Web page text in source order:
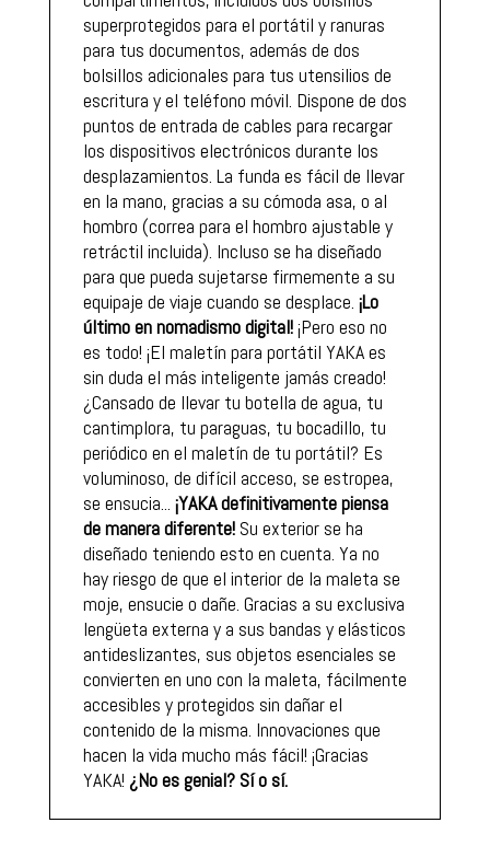
superprotegidos para el portátil y ranuras
para tus documentos, además de dos
bolsillos adicionales para tus utensilios de
escritura y el teléfono móvil. Dispone de dos
puntos de entrada de cables para recargar
los dispositivos electrónicos durante los
desplazamientos. La funda es fácil de llevar
en la mano, gracias a su cómoda asa, o al
hombro (correa para el hombro ajustable y
retráctil incluida). Incluso se ha diseñado
para que pueda sujetarse firmemente a su
equipaje de viaje cuando se desplace. ¡Lo
último en nomadismo digital!¡Pero eso no
es todo! ¡El maletín para portátil YAKA es
sin duda el más inteligente jamás creado!
¿Cansado de llevar tu botella de agua, tu
cantimplora, tu paraguas, tu bocadillo, tu
periódico en el maletín de tu portátil? Es
voluminoso, de difícil acceso, se estropea,
se ensucia... ¡YAKA definitivamente piensa
de manera diferente!Su exterior se ha
diseñado teniendo esto en cuenta. Ya no
hay riesgo de que el interior de la maleta se
moje, ensucie o dañe. Gracias a su exclusiva
lengüeta externa y a sus bandas y elásticos
antideslizantes, sus objetos esenciales se
convierten en uno con la maleta, fácilmente
accesibles y protegidos sin dañar el
contenido de la misma. Innovaciones que
hacen la vida mucho más fácil! ¡Gracias
YAKA! ¿No es genial? Sí o sí.